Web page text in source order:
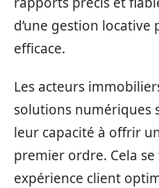
d’une gestion
efficace.
Les acteurs
solutions numériques
leur capacité à offrir
premier ordre. Cela
expérience client